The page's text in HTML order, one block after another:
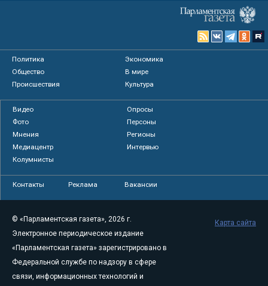
Политика
Экономика
Общество
В мире
Происшествия
Культура
Видео
Опросы
Фото
Персоны
Мнения
Регионы
Медиацентр
Интервью
Колумнисты
Контакты Реклама Вакансии
© «Парламентская газета», 2026 г.
Электронное периодическое издание
«Парламентская газета» зарегистрировано в
Федеральной службе по надзору в сфере
связи, информационных технологий и
Карта сайта